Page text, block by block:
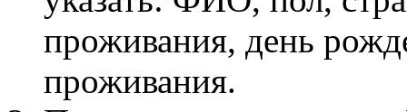
проживания, день
проживания.